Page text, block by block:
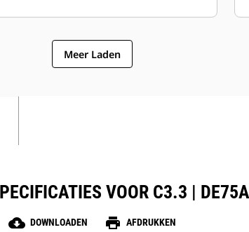
Meer Laden
VOOR C3.3 |
cloud_download DOWNLOADEN print AFDRUKKEN